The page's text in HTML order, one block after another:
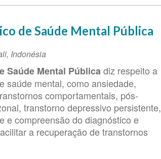
de Saúde Mental Pública
, Indonésia
Saúde Mental Públicadiz respeito a
saúde mental, como ansiedade,
comportamentais, pós-
transtorno depressivo persistente,
e compreensão do diagnóstico e
a recuperação de transtornos